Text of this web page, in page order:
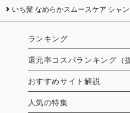
いち髪 なめらかスムースケア シャ
ランキング
還元率コスパランキング（
おすすめサイト解説
人気の特集